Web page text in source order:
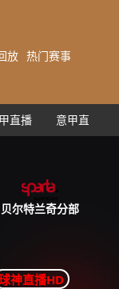
放 热门赛事
直播 意甲直播
贝尔特兰奇分部
神直播HD